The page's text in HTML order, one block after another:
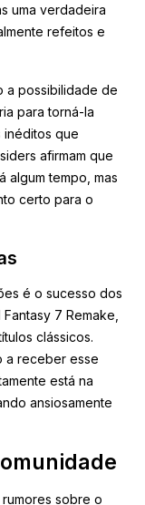
uma verdadeira
refeitos e
a possibilidade de
para torná-la
inéditos que
afirmam que
algum tempo, mas
certo para o
é o sucesso dos
7 Remake,
clássicos.
a receber esse
está na
ansiosamente
sobre o